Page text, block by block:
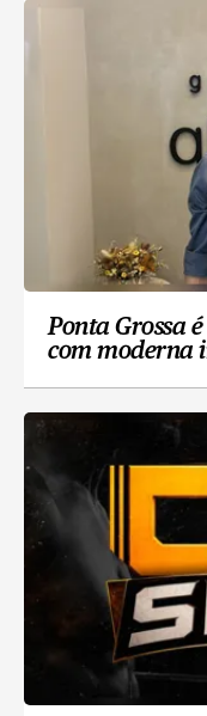
Ponta Grossa
com moderna